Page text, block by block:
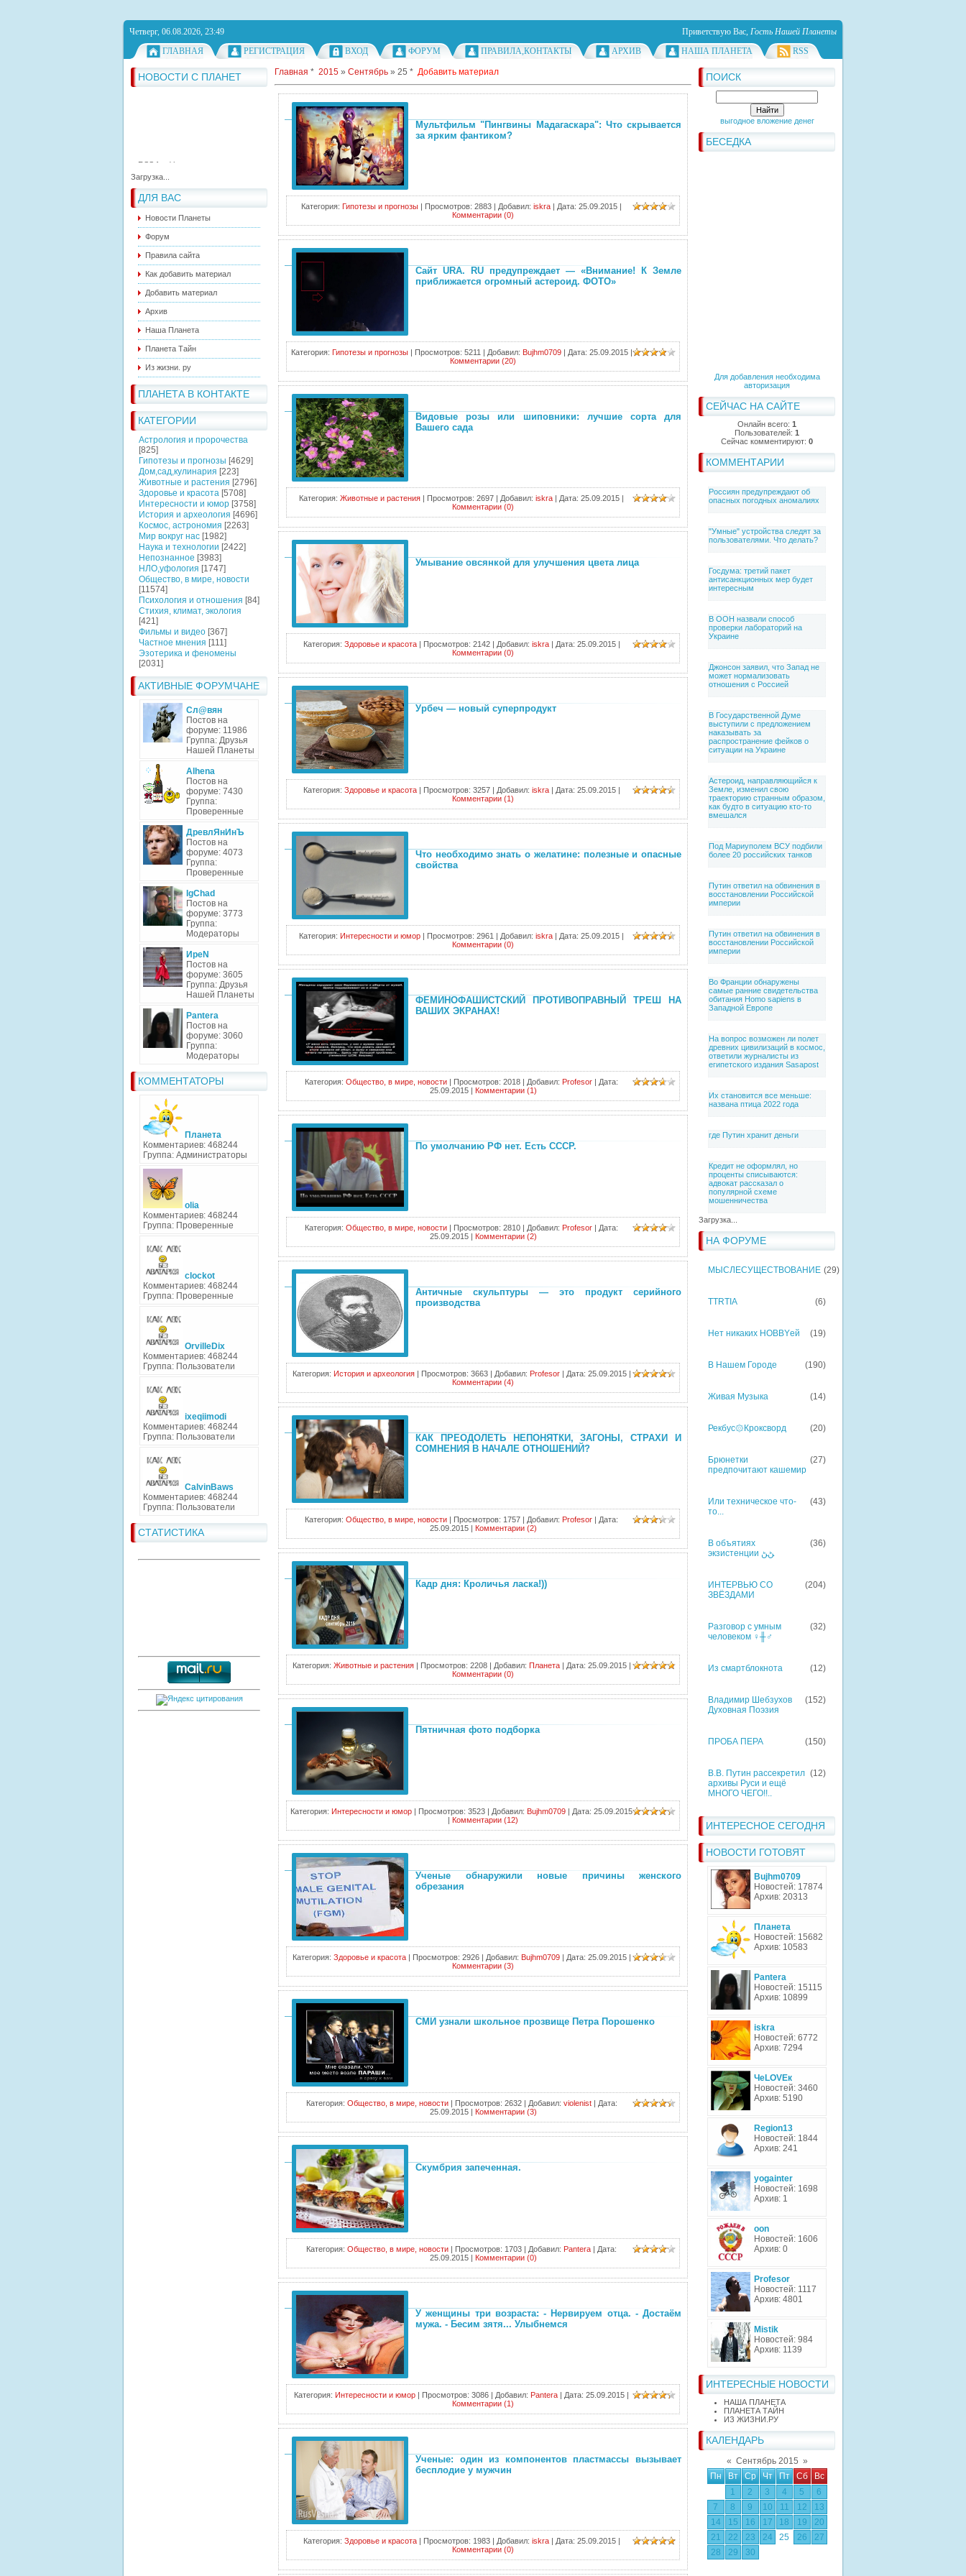
Четверг, 06.08.2026, 23:49 Приветствую Вас, Гость Нашей Планеты
ГЛАВНАЯ
РЕГИСТРАЦИЯ ВХОД ФОРУМ ПРАВИЛА,КОНТАКТЫ АРХИВ НАША ПЛАНЕТА RSS
НОВОСТИ С ПЛАНЕТ
RSS feed has not correct
syntax.RSS feed has not correct
Загрузка...
ДЛЯ ВАС
Новости Планеты
Форум
Правила сайта
Как добавить материал
Добавить материал
Архив
Наша Планета
Планета Тайн
Из жизни. ру
ПЛАНЕТА В КОНТАКТЕ
КАТЕГОРИИ
Астрология и пророчества
[825]
Гипотезы и прогнозы [4629]
Дом,сад,кулинария [223]
Животные и растения [2796]
Здоровье и красота [5708]
Интересности и юмор [3758]
История и археология [4696]
Космос, астрономия [2263]
Мир вокруг нас [1982]
Наука и технологии [2422]
Непознанное [3983]
НЛО,уфология [1747]
Общество, в мире, новости
[11574]
Психология и отношения [84]
Стихия, климат, экология
[421]
Фильмы и видео [367]
Частное мнения [111]
Эзотерика и феномены
[2031]
АКТИВНЫЕ ФОРУМЧАНЕ
Сл@вян
Постов на
форуме: 11986
Группа: Друзья
Нашей Планеты
Alhena
Постов на
форуме: 7430
Группа:
Проверенные
ДревлЯнИнЪ
Постов на
форуме: 4073
Группа:
Проверенные
IgChad
Постов на
форуме: 3773
Группа:
Модераторы
ИреN
Постов на
форуме: 3605
Группа: Друзья
Нашей Планеты
Pantera
Постов на
форуме: 3060
Группа:
Модераторы
КОММЕНТАТОРЫ
Планета
Комментариев: 468244
Группа: Администраторы
olia
Комментариев: 468244
Группа: Проверенные
clockot
Комментариев: 468244
Группа: Проверенные
OrvilleDix
Комментариев: 468244
Группа: Пользователи
ixeqiimodi
Комментариев: 468244
Группа: Пользователи
CalvinBaws
Комментариев: 468244
Группа: Пользователи
СТАТИСТИКА
ПОИСК
выгодное вложение денег
БЕСЕДКА
Для добавления необходима
авторизация
СЕЙЧАС НА САЙТЕ
Онлайн всего: 1
Пользователей: 1
Сейчас комментируют: 0
КОММЕНТАРИИ
Россиян предупреждают об
опасных погодных аномалиях
"Умные" устройства следят за
пользователями. Что делать?
Госдума: третий пакет
антисанкционных мер будет
интересным
В ООН назвали способ
проверки лабораторий на
Украине
Джонсон заявил, что Запад не
может нормализовать
отношения с Россией
В Государственной Думе
выступили с предложением
наказывать за
распространение фейков о
ситуации на Украине
Астероид, направляющийся к
Земле, изменил свою
траекторию странным образом,
как будто в ситуацию кто-то
вмешался
Под Мариуполем ВСУ подбили
более 20 российских танков
Путин ответил на обвинения в
восстановлении Российской
империи
Путин ответил на обвинения в
восстановлении Российской
империи
Во Франции обнаружены
самые ранние свидетельства
обитания Homo sapiens в
Западной Европе
На вопрос возможен ли полет
древних цивилизаций в космос,
ответили журналисты из
египетского издания Sasapost
Их становится все меньше:
названа птица 2022 года
где Путин хранит деньги
Кредит не оформлял, но
проценты списываются:
адвокат рассказал о
популярной схеме
мошенничества
Загрузка...
НА ФОРУМЕ
МЫСЛЕСУЩЕСТВОВАНИЕ (29)
TTRTIA (6)
Нет никаких HOBBYей (19)
В Нашем Городе (190)
Живая Музыка (14)
Рекбус۞Кроксворд (20)
Брюнетки
предпочитают кашемир
(27)
Или техническое что-
то...
(43)
В объятиях
экзистенции ﮡﮡ
(36)
ИНТЕРВЬЮ СО
ЗВЁЗДАМИ
(204)
Разговор с умным
человеком ♀╫♂
(32)
Из смартблокнота (12)
Владимир Шебзухов
Духовная Поэзия
(152)
ПРОБА ПЕРА (150)
В.В. Путин рассекретил
архивы Руси и ещё
МНОГО ЧЕГО!!..
(12)
ИНТЕРЕСНОЕ СЕГОДНЯ
НОВОСТИ ГОТОВЯТ
Bujhm0709
Новостей: 17874
Архив: 20313
Планета
Новостей: 15682
Архив: 10583
Pantera
Новостей: 15115
Архив: 10899
iskra
Новостей: 6772
Архив: 7294
ЧеLOVEк
Новостей: 3460
Архив: 5190
Region13
Новостей: 1844
Архив: 241
yogainter
Новостей: 1698
Архив: 1
oon
Новостей: 1606
Архив: 0
Profesor
Новостей: 1117
Архив: 4801
Mistik
Новостей: 984
Архив: 1139
ИНТЕРЕСНЫЕ НОВОСТИ
НАША ПЛАНЕТА
ПЛАНЕТА ТАЙН
ИЗ ЖИЗНИ.РУ
КАЛЕНДАРЬ
« Сентябрь 2015 »
Пн
Вт Ср Чт Пт Сб
Вс
1
2 3 4 5
6
7
8 9 10 11 12
13
14
15 16 17 18 19
20
21
22 23 24 25 26
27
28
29 30
Главная * 2015 » Сентябрь » 25 * Добавить материал
Мультфильм "Пингвины Мадагаскара": Что скрывается
за ярким фантиком?
Категория: Гипотезы и прогнозы | Просмотров: 2883 | Добавил: iskra | Дата: 25.09.2015 |
Комментарии (0)
Сайт URA. RU предупреждает — «Внимание! К Земле
приближается огромный астероид. ФОТО»
Категория: Гипотезы и прогнозы| Просмотров: 5211 | Добавил: Bujhm0709| Дата: 25.09.2015 |
Комментарии (20)
Видовые розы или шиповники: лучшие сорта для
Вашего сада
Категория: Животные и растения | Просмотров: 2697 | Добавил: iskra | Дата: 25.09.2015 |
Комментарии (0)
Умывание овсянкой для улучшения цвета лица
Категория: Здоровье и красота| Просмотров: 2142 | Добавил: iskra| Дата: 25.09.2015 |
Комментарии (0)
Урбеч — новый суперпродукт
Категория: Здоровье и красота| Просмотров: 3257 | Добавил: iskra| Дата: 25.09.2015 |
Комментарии (1)
Что необходимо знать о желатине: полезные и опасные
свойства
Категория: Интересности и юмор | Просмотров: 2961 | Добавил: iskra | Дата: 25.09.2015 |
Комментарии (0)
ФЕМИНОФАШИСТСКИЙ ПРОТИВОПРАВНЫЙ ТРЕШ НА
ВАШИХ ЭКРАНАХ!
Категория: Общество, в мире, новости | Просмотров: 2018 | Добавил: Profesor | Дата:
25.09.2015 | Комментарии (1)
По умолчанию РФ нет. Есть СССР.
Категория: Общество, в мире, новости | Просмотров: 2810 | Добавил: Profesor | Дата:
25.09.2015 | Комментарии (2)
Античные скульптуры — это продукт серийного
производства
Категория: История и археология| Просмотров: 3663 | Добавил: Profesor| Дата: 25.09.2015 |
Комментарии (4)
КАК ПРЕОДОЛЕТЬ НЕПОНЯТКИ, ЗАГОНЫ, СТРАХИ И
СОМНЕНИЯ В НАЧАЛЕ ОТНОШЕНИЙ?
Категория: Общество, в мире, новости | Просмотров: 1757 | Добавил: Profesor | Дата:
25.09.2015 | Комментарии (2)
Кадр дня: Кроличья ласка!))
Категория: Животные и растения| Просмотров: 2208 | Добавил: Планета| Дата: 25.09.2015 |
Комментарии (0)
Пятничная фото подборка
Категория: Интересности и юмор | Просмотров: 3523 | Добавил: Bujhm0709 | Дата: 25.09.2015
| Комментарии (12)
Ученые обнаружили новые причины женского
обрезания
Категория: Здоровье и красота| Просмотров: 2926 | Добавил: Bujhm0709| Дата: 25.09.2015 |
Комментарии (3)
СМИ узнали школьное прозвище Петра Порошенко
Категория: Общество, в мире, новости| Просмотров: 2632 | Добавил: violenist| Дата:
25.09.2015 | Комментарии (3)
Скумбрия запеченная.
Категория: Общество, в мире, новости | Просмотров: 1703 | Добавил: Pantera | Дата:
25.09.2015 | Комментарии (0)
У женщины три возраста: - Нервируем отца. - Достаём
мужа. - Бесим зятя... Улыбнемся
Категория: Интересности и юмор | Просмотров: 3086 | Добавил: Pantera | Дата: 25.09.2015 |
Комментарии (1)
Ученые: один из компонентов пластмассы вызывает
бесплодие у мужчин
Категория: Здоровье и красота| Просмотров: 1983 | Добавил: iskra| Дата: 25.09.2015 |
Комментарии (0)